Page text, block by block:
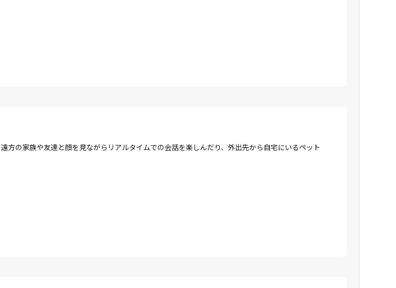
方の家族や友達と顔を見ながらリアルタイムでの会話を楽しんだり、外出先から自宅にいるペット